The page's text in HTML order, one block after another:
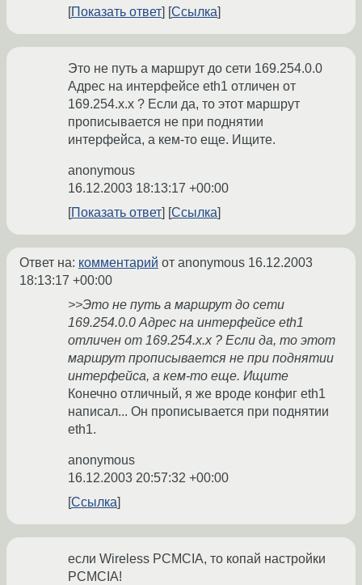
Показать ответ
Ссылка
Это не путь а маршрут до сети 169.254.0.0
Адрес на интерфейсе eth1 отличен от
169.254.x.x ? Если да, то этот маршрут
прописывается не при поднятии
интерфейса, а кем-то еще. Ищите.
anonymous
16.12.2003 18:13:17 +00:00
Показать ответ
Ссылка
Ответ на: комментарий от anonymous 16.12.2003
18:13:17 +00:00
>>Это не путь а маршрут до сети
169.254.0.0 Адрес на интерфейсе eth1
отличен от 169.254.x.x ? Если да, то этот
маршрут прописывается не при поднятии
интерфейса, а кем-то еще. Ищите
Конечно отличный, я же вроде конфиг eth1
написал... Он прописывается при поднятии
eth1.
anonymous
16.12.2003 20:57:32 +00:00
Ссылка
если Wireless PCMCIA, то копай настройки
PCMCIA!